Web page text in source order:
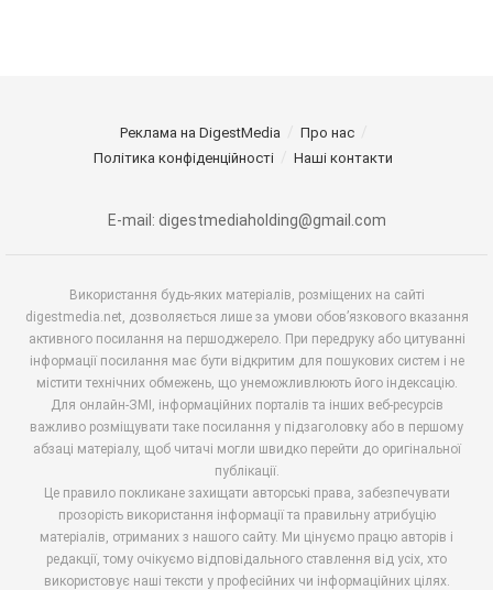
Реклама на DigestMedia
Про нас
Політика конфіденційності
Наші контакти
E-mail: digestmediaholding@gmail.com
Використання будь-яких матеріалів, розміщених на сайті
digestmedia.net, дозволяється лише за умови обов’язкового вказання
активного посилання на першоджерело. При передруку або цитуванні
інформації посилання має бути відкритим для пошукових систем і не
містити технічних обмежень, що унеможливлюють його індексацію.
Для онлайн-ЗМІ, інформаційних порталів та інших веб-ресурсів
важливо розміщувати таке посилання у підзаголовку або в першому
абзаці матеріалу, щоб читачі могли швидко перейти до оригінальної
публікації.
Це правило покликане захищати авторські права, забезпечувати
прозорість використання інформації та правильну атрибуцію
матеріалів, отриманих з нашого сайту. Ми цінуємо працю авторів і
редакції, тому очікуємо відповідального ставлення від усіх, хто
використовує наші тексти у професійних чи інформаційних цілях.